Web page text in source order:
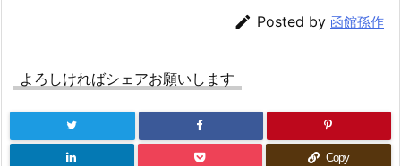
 Posted by 函館孫作
よろしければシェアお願いします
Copy